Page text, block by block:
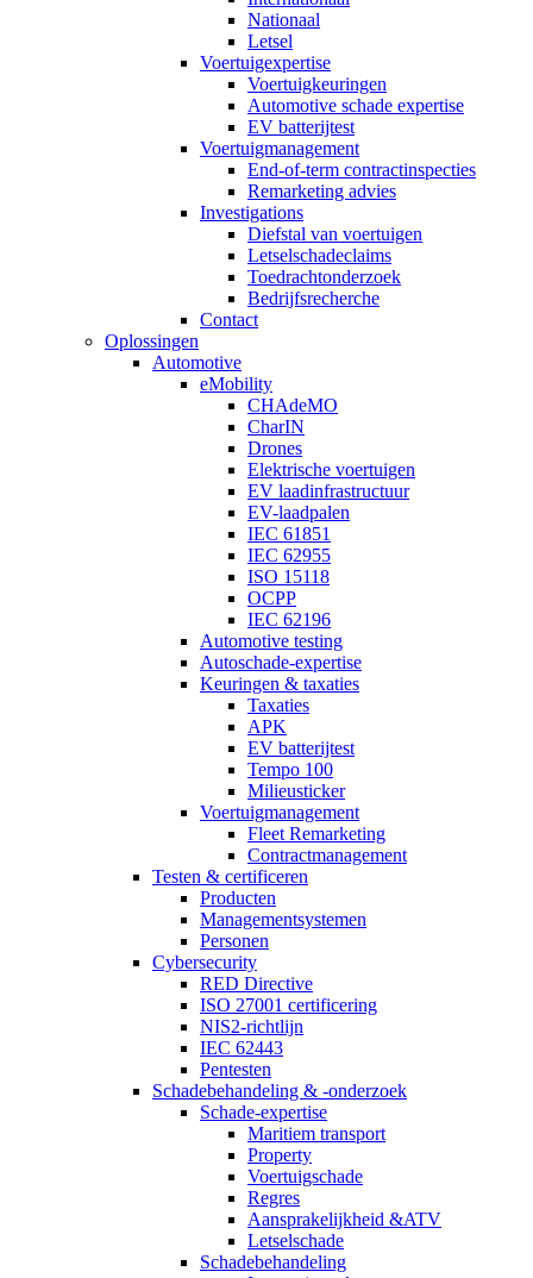
Nationaal
Letsel
Voertuigexpertise
Voertuigkeuringen
Automotive schade expertise
EV batterijtest
Voertuigmanagement
End-of-term contractinspecties
Remarketing advies
Investigations
Diefstal van voertuigen
Letselschadeclaims
Toedrachtonderzoek
Bedrijfsrecherche
Contact
Oplossingen
Automotive
eMobility
CHAdeMO
CharIN
Drones
Elektrische voertuigen
EV laadinfrastructuur
EV-laadpalen
IEC 61851
IEC 62955
ISO 15118
OCPP
IEC 62196
Automotive testing
Autoschade-expertise
Keuringen & taxaties
Taxaties
APK
EV batterijtest
Tempo 100
Milieusticker
Voertuigmanagement
Fleet Remarketing
Contractmanagement
Testen & certificeren
Producten
Managementsystemen
Personen
Cybersecurity
RED Directive
ISO 27001 certificering
NIS2-richtlijn
IEC 62443
Pentesten
Schadebehandeling & -onderzoek
Schade-expertise
Maritiem transport
Property
Voertuigschade
Regres
Aansprakelijkheid &ATV
Letselschade
Schadebehandeling